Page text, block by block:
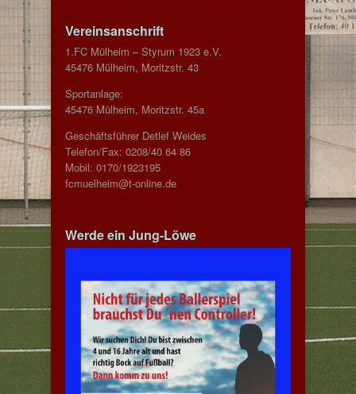
Vereinsanschrift
1.FC Mülheim – Styrum 1923 e.V.
45476 Mülheim, Moritzstr. 43
Sportanlage:
45476 Mülheim, Moritzstr. 45a
Geschäftsführer Detlef Weides
Telefon/Fax: 0208/40 64 86
Mobil: 0170/1923195
fcmuelheim@t-online.de
Werde ein Jung-Löwe